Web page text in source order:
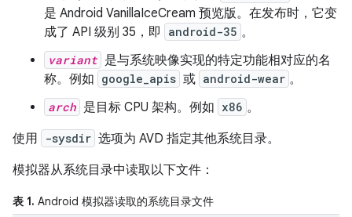
是 Android VanillaIceCream 预览版。在发布时，它变
成了 API 级别 35，即
android-35 。
variant 是与系统映像实现的特定功能相对应的名
称。例如 google_apis 或 android-wear 。
arch 是目标 CPU 架构。例如 x86 。
使用
-sysdir 选项为 AVD 指定其他系统目录。
模拟器从系统目录中读取以下文件：
表 1. Android 模拟器读取的系统目录文件